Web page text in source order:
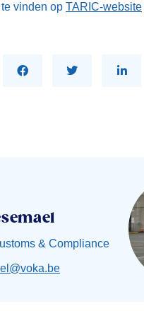
vinden op TARIC-website
& Compliance